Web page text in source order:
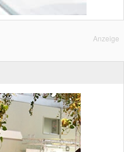
Anzeige